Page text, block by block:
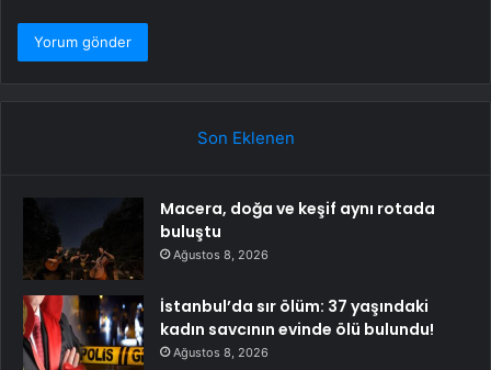
Son Eklenen
Macera, doğa ve keşif aynı rotada
buluştu
Ağustos 8, 2026
İstanbul’da sır ölüm: 37 yaşındaki
kadın savcının evinde ölü bulundu!
Ağustos 8, 2026